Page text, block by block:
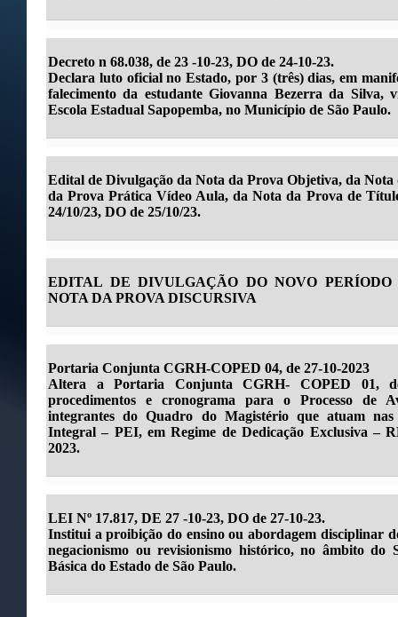
Decreto n 68.038, de 23 -10-23, DO de 24-10-23.
Declara luto oficial no Estado, por 3 (três) dias, em
falecimento da estudante Giovanna Bezerra da Silva,
Escola Estadual Sapopemba, no Município de São Paulo.
Edital de Divulgação da Nota da Prova Objetiva, da
da Prova Prática Vídeo Aula, da Nota da Prova de
24/10/23, DO de 25/10/23.
EDITAL DE DIVULGAÇÃO DO NOVO
NOTA DA PROVA DISCURSIVA
Portaria Conjunta CGRH-COPED 04, de 27-10-2023
Altera a Portaria Conjunta CGRH- COPED 01, de
procedimentos e cronograma para o Processo de
integrantes do Quadro do Magistério que atuam
Integral – PEI, em Regime de Dedicação Exclusiva –
2023.
LEI Nº 17.817, DE 27 -10-23, DO de 27-10-23.
Institui a proibição do ensino ou abordagem disciplinar
negacionismo ou revisionismo histórico, no âmbito do
Básica do Estado de São Paulo.